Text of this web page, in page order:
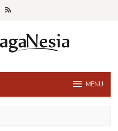
MENU